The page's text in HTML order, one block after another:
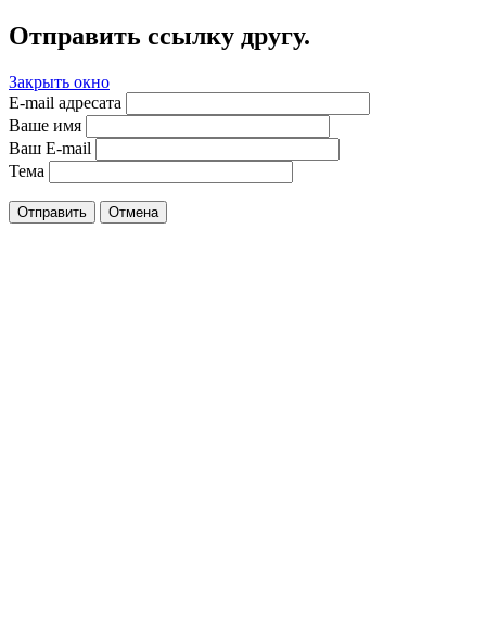
Отправить ссылку другу.
Закрыть окно
E-mail адресата
Ваше имя
Ваш E-mail
Тема
Отправить Отмена